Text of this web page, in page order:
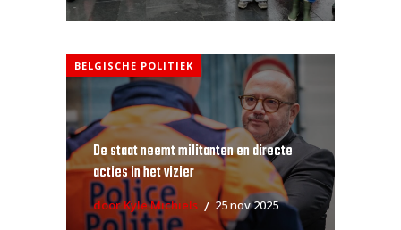
BELGISCHE POLITIEK
De staat neemt militanten en directe
acties in het vizier
door Kyle Michiels 25 nov 2025